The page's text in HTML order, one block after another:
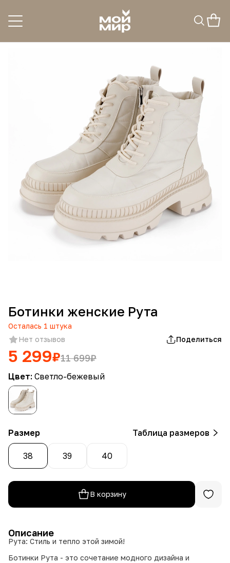
Ботинки женские Рута
Осталась 1 штука
Нет отзывов
Поделиться
5 299₽11 699₽
Цвет: Светло-бежевый
Размер Таблица размеров
38 39 40
В корзину
Описание
Рута: Стиль и тепло этой зимой!
Ботинки Рута - это сочетание модного дизайна и